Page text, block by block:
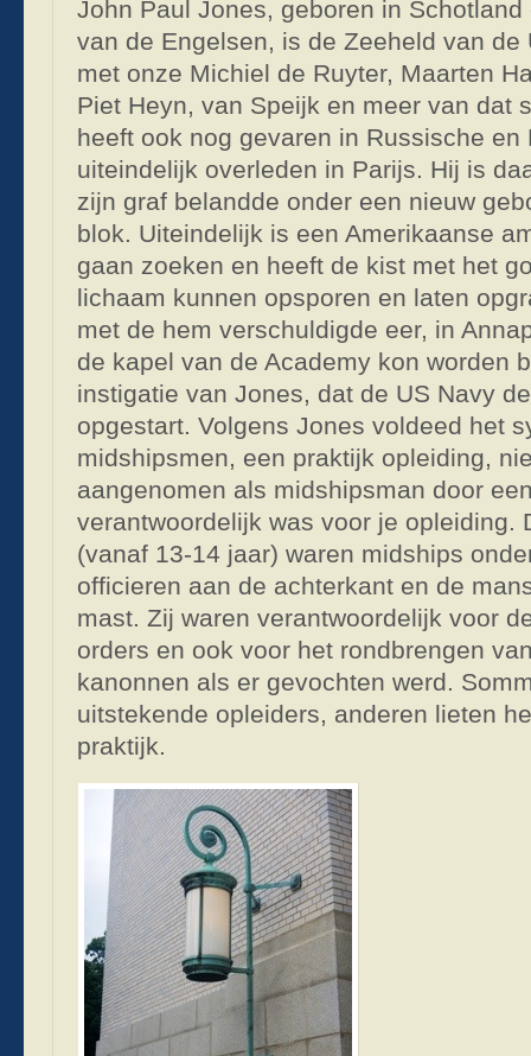
John Paul Jones, geboren in
van de Engelsen, is de Zeeheld van de
met onze Michiel de Ruyter, Maarten
Piet Heyn, van Speijk en meer van dat
heeft ook nog gevaren in Russische en
uiteindelijk overleden in Parijs. Hij is
zijn graf belandde onder een nieuw
blok. Uiteindelijk is een Amerikaanse
gaan zoeken en heeft de kist met het
lichaam kunnen opsporen en laten
met de hem verschuldigde eer, in
de kapel van de Academy kon worden
instigatie van Jones, dat de US Navy
opgestart. Volgens Jones voldeed het
midshipsmen, een praktijk opleiding,
aangenomen als midshipsman door
verantwoordelijk was voor je opleiding.
(vanaf 13-14 jaar) waren midships
officieren aan de achterkant en de
mast. Zij waren verantwoordelijk voor
orders en ook voor het rondbrengen
kanonnen als er gevochten werd.
uitstekende opleiders, anderen lieten
praktijk.